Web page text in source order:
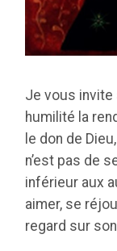
Je vous invite
humilité la
le don de
n’est pas de
inférieur aux
aimer, se
regard sur